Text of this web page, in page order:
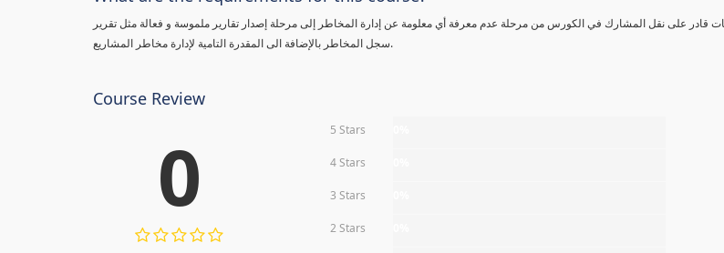
مٌكثف لمدة 3 ساعات قادر على نقل المشارك في الكورس من مرحلة عدم معرفة أي معلومة عن إدارة المخاطر إلى مرحلة إصدار تقارير ملموسة و فعالة مثل تقرير
سجل المخاطر بالإضافة الى المقدرة التامية لإدارة مخاطر المشاريع.
Course Review
0 5 Stars
4 Stars
3 Stars
2 Stars